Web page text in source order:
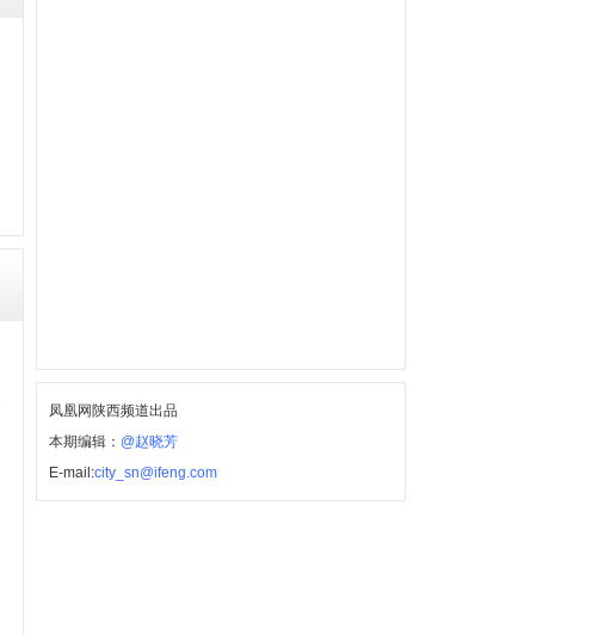
凤凰网陕西频道出品
本期编辑： @赵晓芳
E-mail:city_sn@ifeng.com